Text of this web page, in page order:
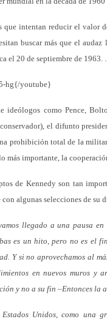
que intentan reducir el valor
buscar más que el
el 20 de septiembre de 1963.
hg{/youtube}
ideólogos como Pence,
el difunto
prohibición total de la
más importante, la
de Kennedy son tan
algunas selecciones de su
llegado a una pausa
es un hito, pero no es el
Y si no aprovechamos al
en nuevos muros
y no a su fin –Entonces la
Unidos, como una